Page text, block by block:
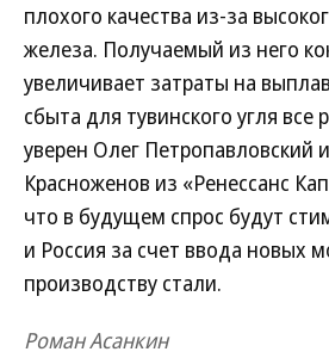
плохого качества из-за
железа. Получаемый из него
увеличивает затраты на
сбыта для тувинского угля все
уверен Олег Петропавловский
Красноженов из «Ренессанс
что в будущем спрос будут
и Россия за счет ввода новых
производству стали.
Роман Асанкин